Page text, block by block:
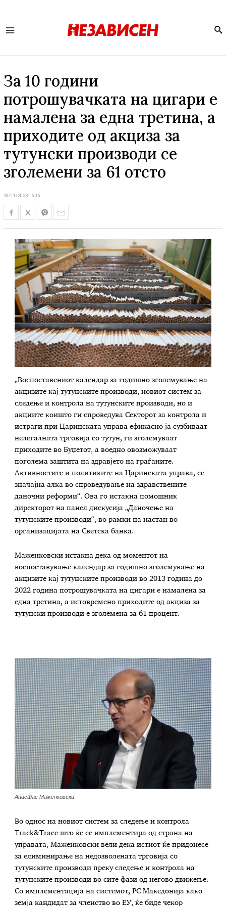
За 10 години
потрошувачката на цигари е
намалена за една третина, а
приходите од акциза за
тутунски производи се
зголемени за 61 отсто
20/11/2023 16:06
„Воспоставениот календар за годишно зголемување на
акцизите кај тутунските производи, новиот систем за
следење и контрола на тутунските производи, но и
акциите коишто ги спроведува Секторот за контрола и
истраги при Царинската управа ефикасно ја сузбиваат
нелегалната трговија со тутун, ги зголемуваат
приходите во Буџетот, а воедно овозможуваат
поголема заштита на здравјето на граѓаните.
Активностите и политиките на Царинската управа, се
значајна алка во спроведување на здравствените
даночни реформи“. Ова го истакна помошник
директорот на панел дискусија „Даночење на
тутунските производи“, во рамки на настан во
организацијата на Светска банка.
Маженковски истакна дека од моментот на
воспоставување календар за годишно зголемување на
акцизите кај тутунските производи во 2013 година до
2022 година потрошувачката на цигари е намалена за
една третина, а истовремено приходите од акциза за
тутунски производи е зголемена за 61 процент.
Анастас Маженковски
Во однос на новиот систем за следење и контрола
Track&Trace што ќе се имплементира од страна на
управата, Маженковски вели дека истиот ќе придонесе
за елиминирање на недозволената трговија со
тутунските производи преку следење и контрола на
тутунските производи во сите фази од негово движење.
Со имплементација на системот, РС Македонија како
земја кандидат за членство во ЕУ, ќе биде чекор